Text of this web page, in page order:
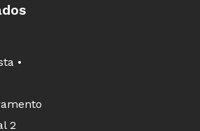
seu cadastro de páginas.
o Google se tornou o mais
que tornam a busca
Ele permite pesquisar
•
2